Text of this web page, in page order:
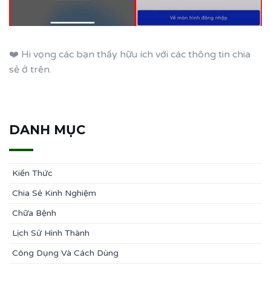
❤️ Hi vọng các bạn thấy hữu ích với các thông tin chia
sẻ ở trên.
DANH MỤC
Kiến Thức
Chia Sẻ Kinh Nghiệm
Chữa Bệnh
Lịch Sử Hình Thành
Công Dụng Và Cách Dùng